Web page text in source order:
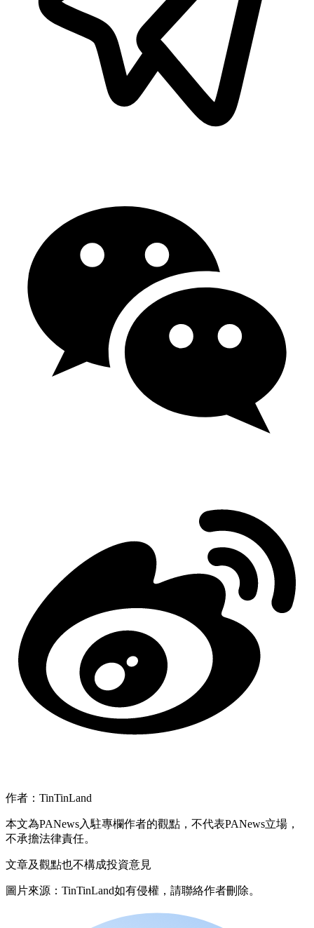
作者：TinTinLand
本文為PANews入駐專欄作者的觀點，不代表PANews立場，
不承擔法律責任。
文章及觀點也不構成投資意見
圖片來源：TinTinLand如有侵權，請聯絡作者刪除。